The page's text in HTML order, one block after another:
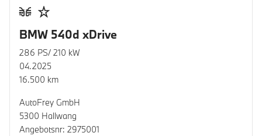
BMW 540d xDrive
286 PS/ 210 kW
04.2025
16.500 km
AutoFrey GmbH
5300 Hallwang
Angebotsnr: 2975001